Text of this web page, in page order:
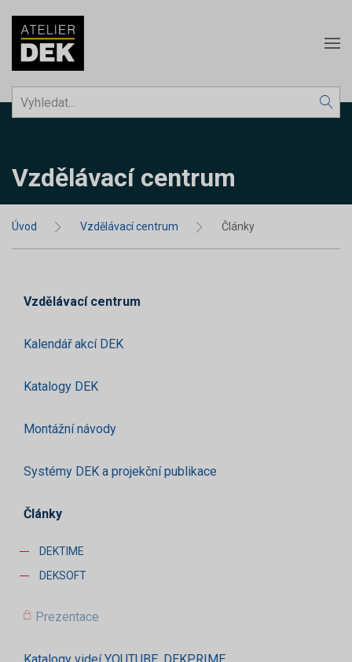
Vzdělávací centrum
Úvod Vzdělávací centrum Články
Vzdělávací centrum
Kalendář akcí DEK
Katalogy DEK
Montážní návody
Systémy DEK a projekční publikace
Články
DEKTIME
DEKSOFT
Prezentace